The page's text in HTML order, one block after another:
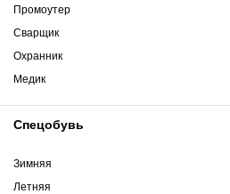
Промоутер
Сварщик
Охранник
Медик
Спецобувь
Зимняя
Летняя